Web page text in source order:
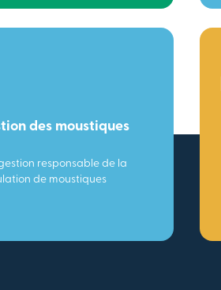
des moustiques
responsable de la
de moustiques